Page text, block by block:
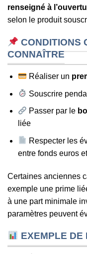
renseigné à
selon le produit
CONDITIONS
CONNAÎTRE
Réaliser un
Souscrire
Passer par le
liée
Respecter les
entre fonds euros
Certaines anciennes
exemple une prime
à une part minimale
paramètres peuvent
EXEMPLE DE